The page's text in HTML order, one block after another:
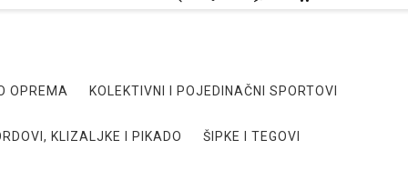
OPREMA KOLEKTIVNI I POJEDINAČNI SPORTOVI
KLIZALJKE I PIKADO ŠIPKE I TEGOVI